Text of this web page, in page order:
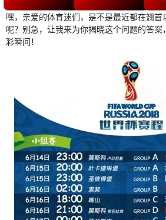
嘿，亲爱的体育迷们，是不是最近都在翘
呢？别急，让我来为你揭晓这个问题的答
彩瞬间！